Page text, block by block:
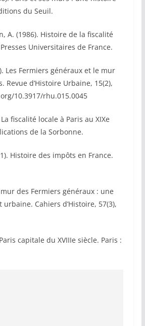
du Seuil.
A. (1986). Histoire de la fiscalité
Universitaires de France.
Les Fermiers généraux et le mur
Revue d’Histoire Urbaine, 15(2),
10.3917/rhu.015.0045
fiscalité locale à Paris au XIXe
de la Sorbonne.
Histoire des impôts en France.
mur des Fermiers généraux : une
Cahiers d’Histoire, 57(3),
capitale du XVIIIe siècle. Paris :